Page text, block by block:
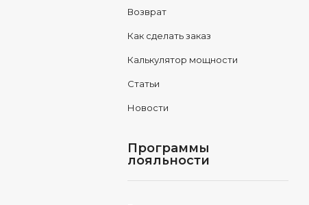
Возврат
Как сделать заказ
Калькулятор мощности
Статьи
Новости
Программы
лояльности